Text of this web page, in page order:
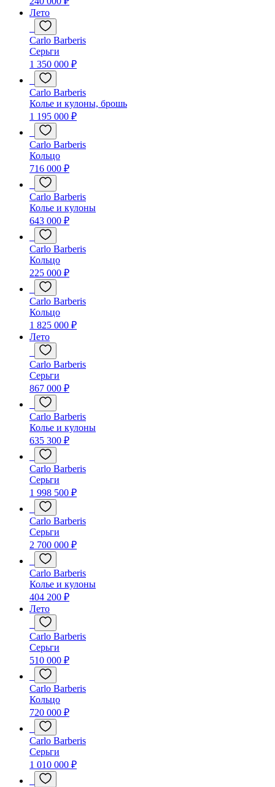
Лето
Carlo Barberis
Серьги
1 350 000 ₽
Carlo Barberis
Колье и кулоны, брошь
1 195 000 ₽
Carlo Barberis
Кольцо
716 000 ₽
Carlo Barberis
Колье и кулоны
643 000 ₽
Carlo Barberis
Кольцо
225 000 ₽
Carlo Barberis
Кольцо
1 825 000 ₽
Лето
Carlo Barberis
Серьги
867 000 ₽
Carlo Barberis
Колье и кулоны
635 300 ₽
Carlo Barberis
Серьги
1 998 500 ₽
Carlo Barberis
Серьги
2 700 000 ₽
Carlo Barberis
Колье и кулоны
404 200 ₽
Лето
Carlo Barberis
Серьги
510 000 ₽
Carlo Barberis
Кольцо
720 000 ₽
Carlo Barberis
Серьги
1 010 000 ₽